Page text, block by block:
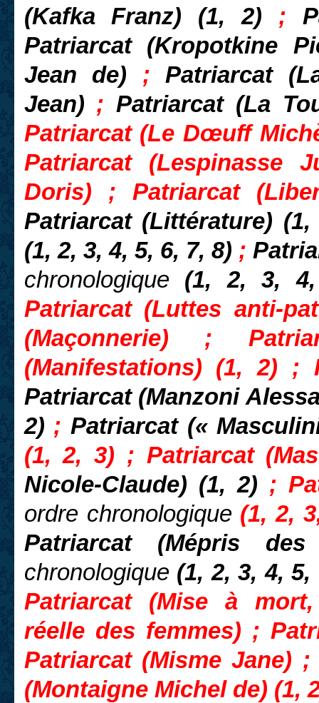
(Kafka Franz) (1, 2) ;
Patriarcat (Kropotkine
Jean de) ;Patriarcat
Jean) ;Patriarcat (La
Patriarcat (Le Dœuff
Patriarcat (Lespinasse
Doris) ; Patriarcat
Patriarcat (Littérature)
(1, 2, 3, 4, 5, 6, 7, 8) ;
chronologique(1, 2, 3,
Patriarcat (Luttes anti-
(Maçonnerie) ;
(Manifestations) (1, 2) ;
Patriarcat (Manzoni
2) ; Patriarcat («
(1, 2, 3) ; Patriarcat
Nicole-Claude) (1, 2) ;
ordre chronologique(1, 2,
Patriarcat (Mépris
chronologique(1, 2, 3, 4,
Patriarcat (Mise à
réelle des femmes) ;
Patriarcat (Misme Jane)
(Montaigne Michel de) (1,